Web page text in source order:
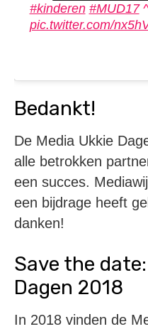
#kinderen #MUD17
pic.twitter.com/
Bedankt!
De Media Ukkie
alle betrokken
een succes.
een bijdrage heeft
danken!
Save the
Dagen 2018
In 2018 vinden de